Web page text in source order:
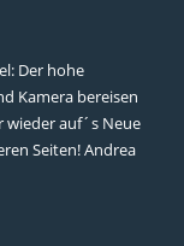
Der hohe
Kamera bereisen
auf´s Neue
Seiten! Andrea